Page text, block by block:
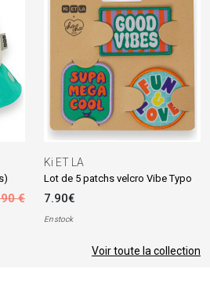
€
Ki ET LA
Lot de 5 patchs velcro Vibe Typo
7.90€
En stock
Voir toute la collection